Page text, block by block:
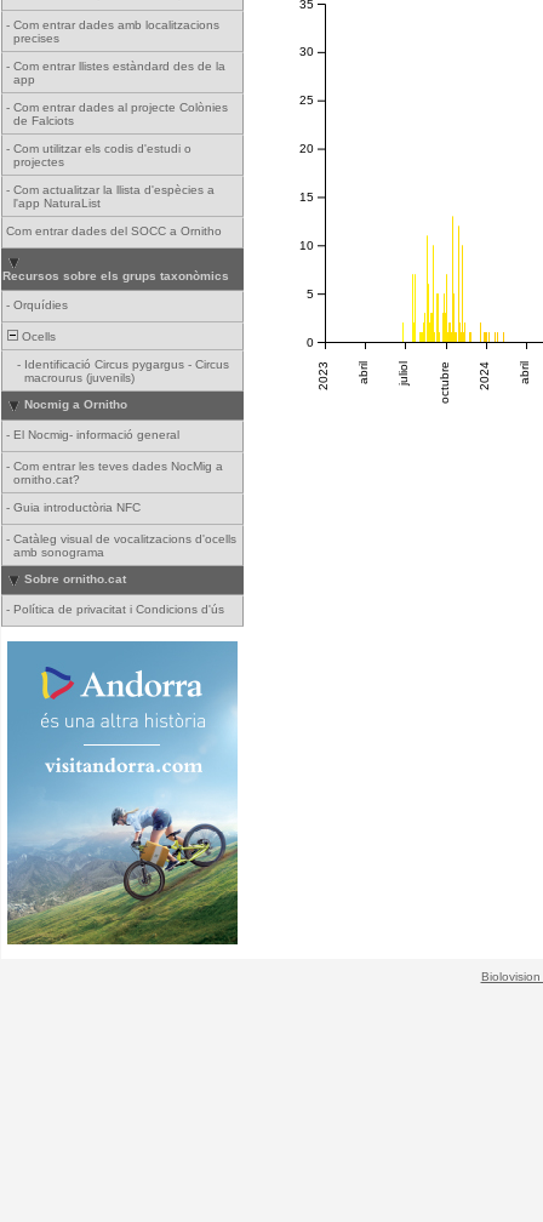
- Com entrar dades amb localitzacions
precises
- Com entrar llistes estàndard des de la
app
- Com entrar dades al projecte Colònies
de Falciots
- Com utilitzar els codis d'estudi o
projectes
- Com actualitzar la llista d'espècies a
l'app NaturaList
Com entrar dades del SOCC a Ornitho
Recursos sobre els grups taxonòmics
- Orquídies
Ocells
- Identificació Circus pygargus - Circus
macrourus (juvenils)
Nocmig a Ornitho
- El Nocmig- informació general
- Com entrar les teves dades NocMig a
ornitho.cat?
- Guia introductòria NFC
- Catàleg visual de vocalitzacions d'ocells
amb sonograma
Sobre ornitho.cat
- Política de privacitat i Condicions d'ús
2023 abril juliol octubre 2024 abril
0
5
10
15
20
25
30
35
Biolovision